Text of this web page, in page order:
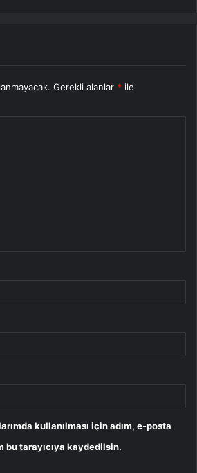
Gerekli alanlar * ile
kullanılması için adım, e-posta
bu tarayıcıya kaydedilsin.